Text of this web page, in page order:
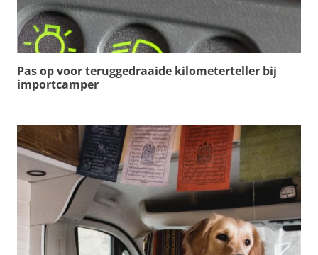
Pas op voor teruggedraaide kilometerteller bij
importcamper